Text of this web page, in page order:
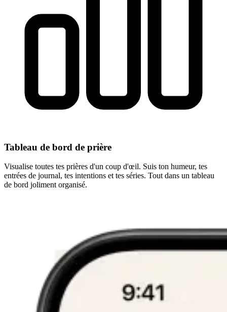
Tableau de bord de prière
Visualise toutes tes prières d'un coup d'œil. Suis ton humeur, tes
entrées de journal, tes intentions et tes séries. Tout dans un tableau
de bord joliment organisé.